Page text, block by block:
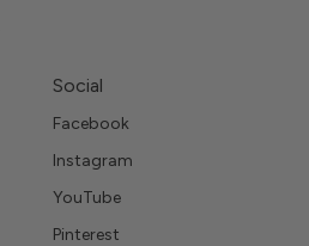
Social
Facebook
Instagram
YouTube
Pinterest